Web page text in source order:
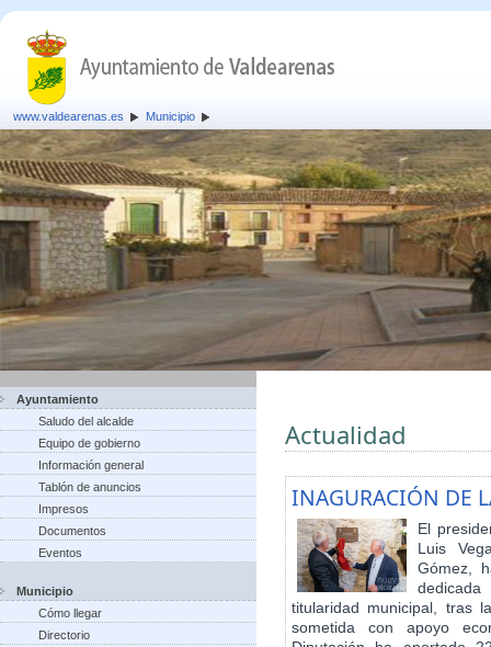
www.valdearenas.es Municipio
Ayuntamiento
Saludo del alcalde
Equipo de gobierno
Información general
Tablón de anuncios
Impresos
Documentos
Eventos
Municipio
Cómo llegar
Directorio
Actualidad
INAGURACIÓN DE
El
Luis
Gómez,
titularidad municipal, tras
sometida con apoyo